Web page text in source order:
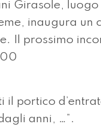
Girasole,
inaugura un
Il prossimo
il portico
anni, …”.